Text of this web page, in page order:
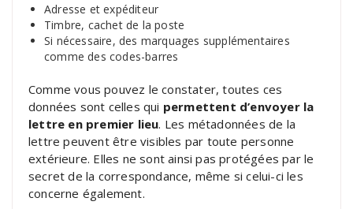
Adresse et expéditeur
Timbre, cachet de la poste
Si nécessaire, des marquages supplémentaires
comme des codes-barres
Comme vous pouvez le constater, toutes ces
données sont celles qui permettent d’envoyer la
lettre en premier lieu. Les métadonnées de la
lettre peuvent être visibles par toute personne
extérieure. Elles ne sont ainsi pas protégées par le
secret de la correspondance, même si celui-ci les
concerne également.